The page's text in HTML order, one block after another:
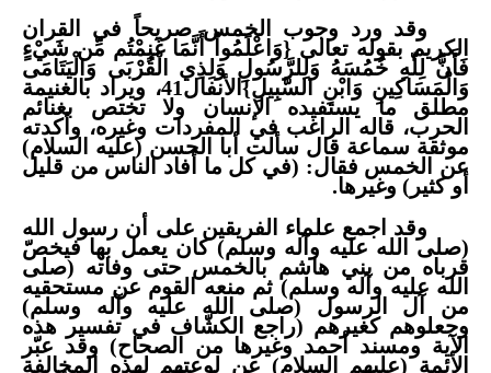
وقد ورد وجوب الخمس صريحاً في القران
الكريم بقوله تعالى {وَاعْلَمُواْ أَنَّمَا غَنِمْتُم مِّن شَيْءٍ
فَأَنَّ لِلّهِ خُمُسَهُ وَلِلرَّسُولِ وَلِذِي الْقُرْبَى وَالْيَتَامَى
وَالْمَسَاكِينِ وَابْنِ السَّبِيلِ}الأنفال41، ويراد بالغنيمة
مطلق ما يستفيده الإنسان ولا تختص بغنائم
الحرب، قاله الراغب في المفردات وغيره، وأكدته
موثقة سماعة قال سألت أبا الحسن (عليه السلام)
عن الخمس فقال: (في كل ما أفاد الناس من قليل
أو كثير) وغيرها.
وقد اجمع علماء الفريقين على أن رسول الله
(صلى الله عليه وآله وسلم) كان يعمل بها فيخصّ
قرباه من بني هاشم بالخمس حتى وفاته (صلى
الله عليه وآله وسلم) ثم منعه القوم عن مستحقيه
من آل الرسول (صلى الله عليه وآله وسلم)
وجعلوهم كغيرهم (راجع الكشّاف في تفسير هذه
الآية ومسند أحمد وغيرها من الصحاح) وقد عبّر
الأئمة (عليهم السلام) عن لوعتهم لهذه المخالفة